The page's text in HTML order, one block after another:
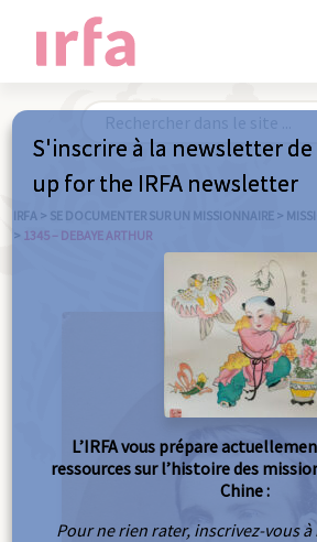
IRFA > SE DOCUMENTER SUR UN MISSIONNAIRE >
> 1345 – DEBAYE ARTHUR
S'inscrire à la newsletter de
up for the IRFA newsletter
L’IRFA vous prépare
ressources sur l’histoire des
Chine :
Pour ne rien rater, inscrivez-vous